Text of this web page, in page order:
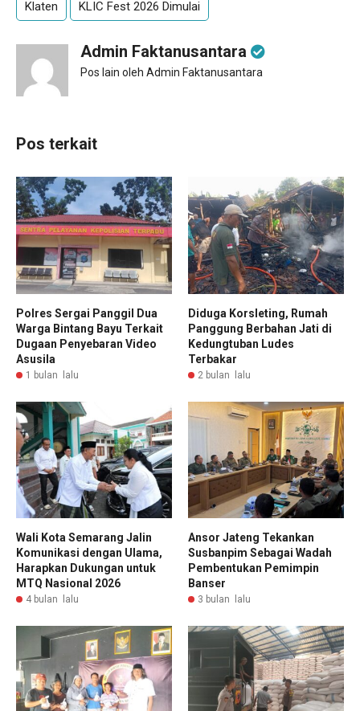
Klaten KLIC Fest 2026 Dimulai
Admin Faktanusantara
Pos lain oleh Admin Faktanusantara
Pos terkait
Polres Sergai Panggil Dua
Warga Bintang Bayu Terkait
Dugaan Penyebaran Video
Asusila
1 bulan lalu
Diduga Korsleting, Rumah
Panggung Berbahan Jati di
Kedungtuban Ludes
Terbakar
2 bulan lalu
Wali Kota Semarang Jalin
Komunikasi dengan Ulama,
Harapkan Dukungan untuk
MTQ Nasional 2026
4 bulan lalu
Ansor Jateng Tekankan
Susbanpim Sebagai Wadah
Pembentukan Pemimpin
Banser
3 bulan lalu